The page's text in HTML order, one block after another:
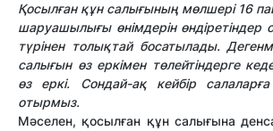
Қосылған құн салығының мөлшері 16
шаруашылығы өнімдерін өндіретіндер
түрінен толықтай босатылады.
салығын өз еркімен төлейтіндерге
өз еркі. Сондай-ақ кейбір
отырмыз.
Мәселен, қосылған құн салығына